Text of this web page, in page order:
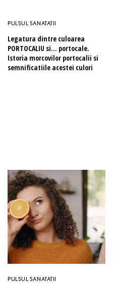
PULSUL SANATATII
Legatura dintre culoarea
PORTOCALIU si… portocale.
Istoria morcovilor portocalii si
semnificatiile acestei culori
PULSUL SANATATII